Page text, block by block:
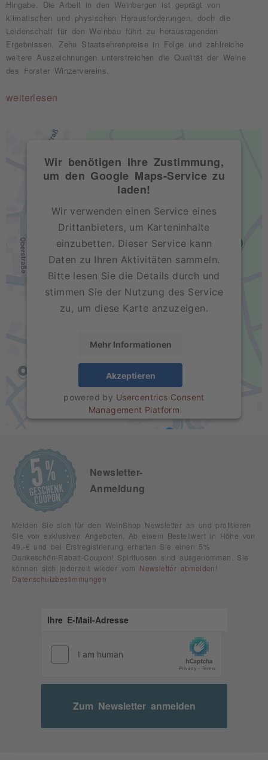
Hingabe. Die Arbeit in den Weinbergen ist geprägt von
klimatischen und physischen Herausforderungen, doch die
Leidenschaft für den Weinbau führt zu herausragenden
Ergebnissen. Zehn Staatsehrenpreise in Folge und zahlreiche
weitere Auszeichnungen unterstreichen die Qualität der Weine
des Forster Winzervereins.
weiterlesen
Wir benötigen Ihre Zustimmung,
um den Google Maps-Service zu
laden!
Wir verwenden einen Service eines
Drittanbieters, um Karteninhalte
einzubetten. Dieser Service kann
Daten zu Ihren Aktivitäten sammeln.
Bitte lesen Sie die Details durch und
stimmen Sie der Nutzung des Service
zu, um diese Karte anzuzeigen.
Mehr Informationen
Akzeptieren
powered by Usercentrics Consent
Management Platform
Newsletter-
Anmeldung
Melden Sie sich für den WeinShop Newsletter an und profitieren
Sie von exklusiven Angeboten. Ab einem Bestellwert in Höhe von
49,-€ und bei Erstregistrierung erhalten Sie einen 5%
Dankeschön-Rabatt-Coupon! Spirituosen sind ausgenommen. Sie
können sich jederzeit wieder vom Newsletter abmelden !
Datenschutzbestimmungen
Zum Newsletter anmelden